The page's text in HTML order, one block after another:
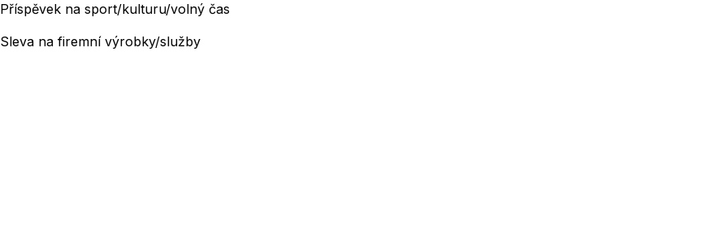
Příspěvek na sport/kulturu/volný čas
Sleva na firemní výrobky/služby